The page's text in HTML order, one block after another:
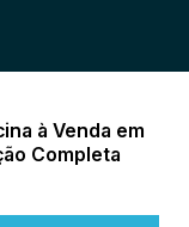
à Venda em
Completa